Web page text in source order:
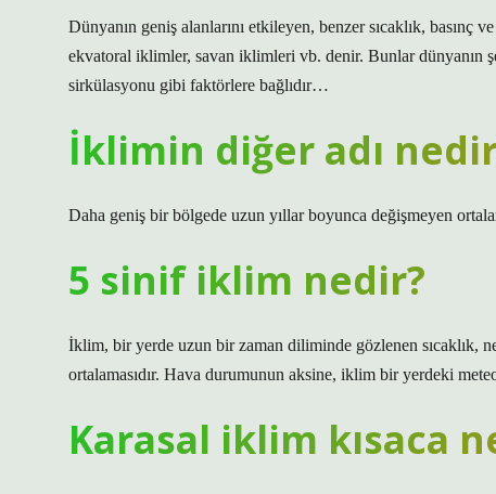
Dünyanın geniş alanlarını etkileyen, benzer sıcaklık,
ekvatoral iklimler, savan iklimleri vb. denir. Bunlar dünyanın
sirkülasyonu gibi faktörlere bağlıdır…
İklimin diğer adı
Daha geniş bir bölgede uzun yıllar boyunca değişmeyen
5 sinif iklim nedir?
İklim, bir yerde uzun bir zaman diliminde gözlenen sıcaklık,
ortalamasıdır. Hava durumunun aksine, iklim bir yerdeki
Karasal iklim kısaca